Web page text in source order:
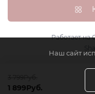
1 899Руб.
Доставка, оплата
Гарантия возврата
Политика
Контакты
Работает на
Наш сайт